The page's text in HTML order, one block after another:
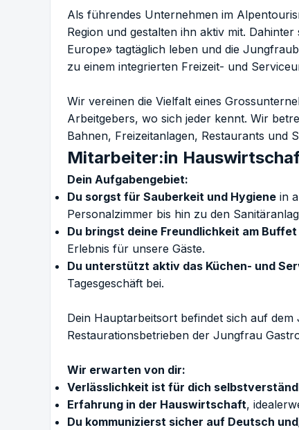
Als führendes Unternehmen im
Region und gestalten ihn aktiv mit.
Europe» tagtäglich leben und die
zu einem integrierten Freizeit- und
Wir vereinen die Vielfalt eines
Arbeitgebers, wo sich jeder kennt. Wir
Bahnen, Freizeitanlagen, Restaurants und
Mitarbeiter:in
Dein Aufgabengebiet:
Du sorgst für Sauberkeit und Hygiene in
Personalzimmer bis hin zu den
Du bringst deine Freundlichkeit am
Erlebnis für unsere Gäste.
Du unterstützt aktiv das Küchen- und
Tagesgeschäft bei.
Dein Hauptarbeitsort befindet sich auf
Restaurationsbetrieben der Jungfrau
Wir erwarten von dir:
Verlässlichkeit ist für dich
Erfahrung in der Hauswirtschaft,
Du kommunizierst sicher auf Deutsch